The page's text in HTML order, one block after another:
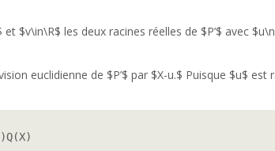
$v\in\R$ les deux racines réelles de $P’$ avec
euclidienne de $P’$ par $X-u.$ Puisque $u$